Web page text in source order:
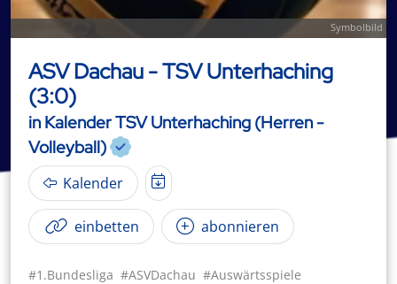
Symbolbild
ASV Dachau - TSV Unterhaching
(3:0)
in Kalender TSV Unterhaching (Herren -
Volleyball)
Kalender
einbetten abonnieren
#1.Bundesliga #ASVDachau #Auswärtsspiele